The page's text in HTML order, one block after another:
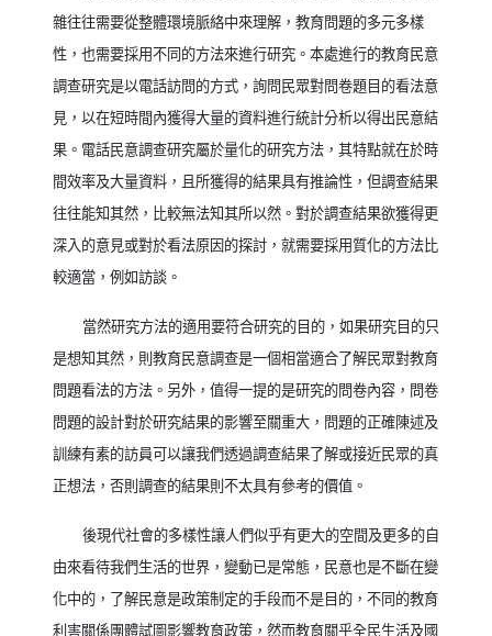
雜往往需要從整體環境脈絡中來理解，教育問題的多元多樣
性，也需要採用不同的方法來進行研究。本處進行的教育民意
調查研究是以電話訪問的方式，詢問民眾對問卷題目的看法意
見，以在短時間內獲得大量的資料進行統計分析以得出民意結
果。電話民意調查研究屬於量化的研究方法，其特點就在於時
間效率及大量資料，且所獲得的結果具有推論性，但調查結果
往往能知其然，比較無法知其所以然。對於調查結果欲獲得更
深入的意見或對於看法原因的探討，就需要採用質化的方法比
較適當，例如訪談。
當然研究方法的適用要符合研究的目的，如果研究目的只
是想知其然，則教育民意調查是一個相當適合了解民眾對教育
問題看法的方法。另外，值得一提的是研究的問卷內容，問卷
問題的設計對於研究結果的影響至關重大，問題的正確陳述及
訓練有素的訪員可以讓我們透過調查結果了解或接近民眾的真
正想法，否則調查的結果則不太具有參考的價值。
後現代社會的多樣性讓人們似乎有更大的空間及更多的自
由來看待我們生活的世界，變動已是常態，民意也是不斷在變
化中的，了解民意是政策制定的手段而不是目的，不同的教育
利害關係團體試圖影響教育政策，然而教育關乎全民生活及國